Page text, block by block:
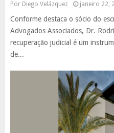
Por Diego Velázquez janeiro 22,
Conforme destaca o sócio do
Advogados Associados, Dr.
recuperação judicial é um
de...